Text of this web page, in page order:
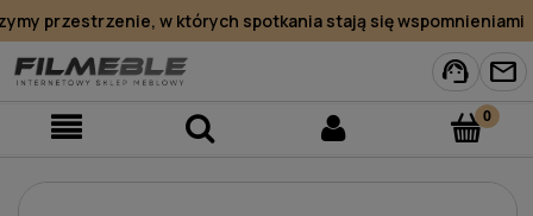
przestrzenie, w których spotkania stają się wspomnieniami
support_agent mail